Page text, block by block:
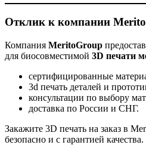
Отклик к компании
Компания MeritoGroup
для биосовместимой 3D печати
сертифицированные
3d печать деталей и
консультации по выбору
доставка по России и СНГ.
Закажите 3D печать на заказ в
безопасно и с гарантией качества.